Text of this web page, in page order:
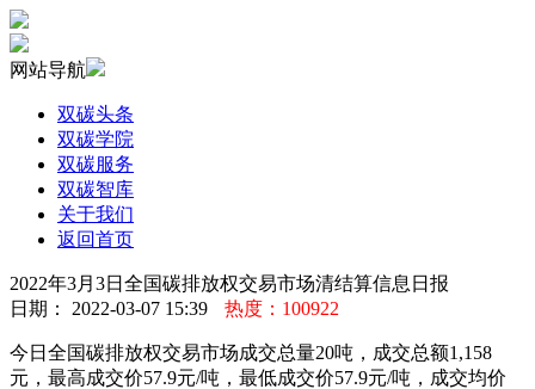
网站导航
双碳头条
双碳学院
双碳服务
双碳智库
关于我们
返回首页
2022年3月3日全国碳排放权交易市场清结算信息日报
日期： 2022-03-07 15:39
热度：100922
今日全国碳排放权交易市场成交总量20吨，成交总额1,158
元，最高成交价57.9元/吨，最低成交价57.9元/吨，成交均价